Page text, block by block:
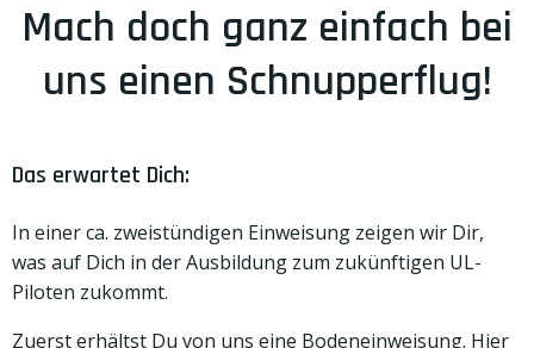
Mach doch ganz einfach bei
uns einen Schnupperflug!
Das erwartet Dich:
In einer ca. zweistündigen Einweisung zeigen wir Dir,
was auf Dich in der Ausbildung zum zukünftigen UL-
Piloten zukommt.
Zuerst erhältst Du von uns eine Bodeneinweisung. Hier